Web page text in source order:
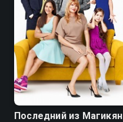
7.4 5.1
Последний из Магикян